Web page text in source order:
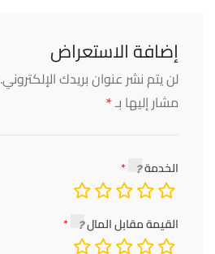
إضافة الاستعراض
لن يتم نشر عنوان بريدك الإلكتروني.
مشار إليها بـ*
الخدمة
القيمة مقابل المال